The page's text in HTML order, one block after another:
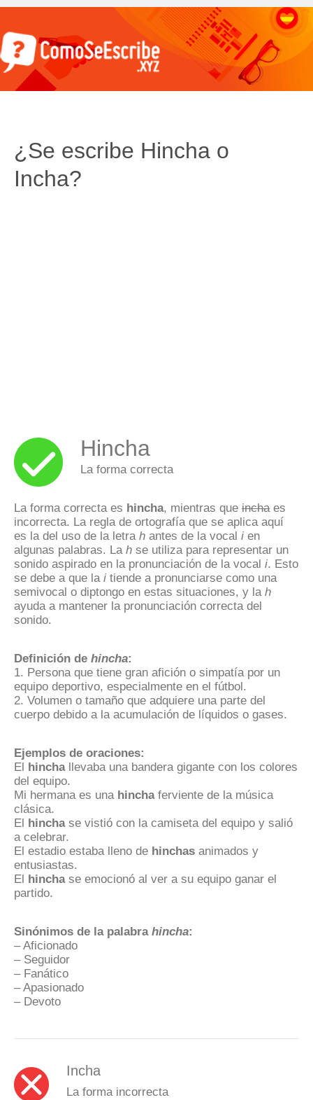
¿Se escribe Hincha o
Incha?
Hincha
La forma correcta
La forma correcta es hincha, mientras que incha es
incorrecta. La regla de ortografía que se aplica aquí
es la del uso de la letra h antes de la vocal i en
algunas palabras. La h se utiliza para representar un
sonido aspirado en la pronunciación de la vocal i. Esto
se debe a que la i tiende a pronunciarse como una
semivocal o diptongo en estas situaciones, y la h
ayuda a mantener la pronunciación correcta del
sonido.
Definición de hincha:
1. Persona que tiene gran afición o simpatía por un
equipo deportivo, especialmente en el fútbol.
2. Volumen o tamaño que adquiere una parte del
cuerpo debido a la acumulación de líquidos o gases.
Ejemplos de oraciones:
El hinchallevaba una bandera gigante con los colores
del equipo.
Mi hermana es una hinchaferviente de la música
clásica.
El hinchase vistió con la camiseta del equipo y salió
a celebrar.
El estadio estaba lleno de hinchas animados y
entusiastas.
El hinchase emocionó al ver a su equipo ganar el
partido.
Sinónimos de la palabra hincha:
– Aficionado
– Seguidor
– Fanático
– Apasionado
– Devoto
Incha
La forma incorrecta